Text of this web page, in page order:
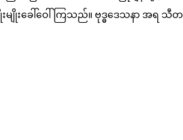
မျိုးခေါ်ဝေါ်ကြသည်။ ဗုဒ္ဓဒေသနာ အရ